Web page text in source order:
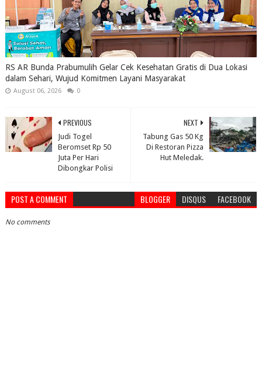
RS AR Bunda Prabumulih Gelar Cek Kesehatan Gratis di Dua Lokasi
dalam Sehari, Wujud Komitmen Layani Masyarakat
August 06, 2026 0
NEXT
Tabung Gas 50 Kg
Di Restoran Pizza
Hut Meledak.
PREVIOUS
Judi Togel
Beromset Rp 50
Juta Per Hari
Dibongkar Polisi
POST A COMMENT BLOGGER DISQUS FACEBOOK
No comments